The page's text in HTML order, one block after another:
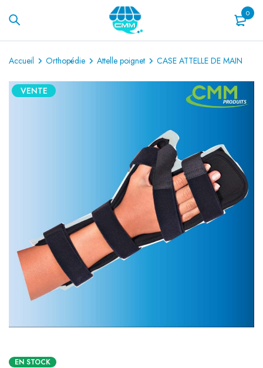
0
Accueil Orthopédie Attelle poignet CASE ATTELLE DE MAIN
VENTE
EN STOCK